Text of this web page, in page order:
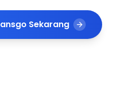
Sekarang